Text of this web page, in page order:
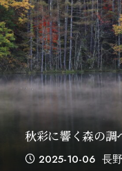
秋彩に響く森の調
2025-10-06 長野